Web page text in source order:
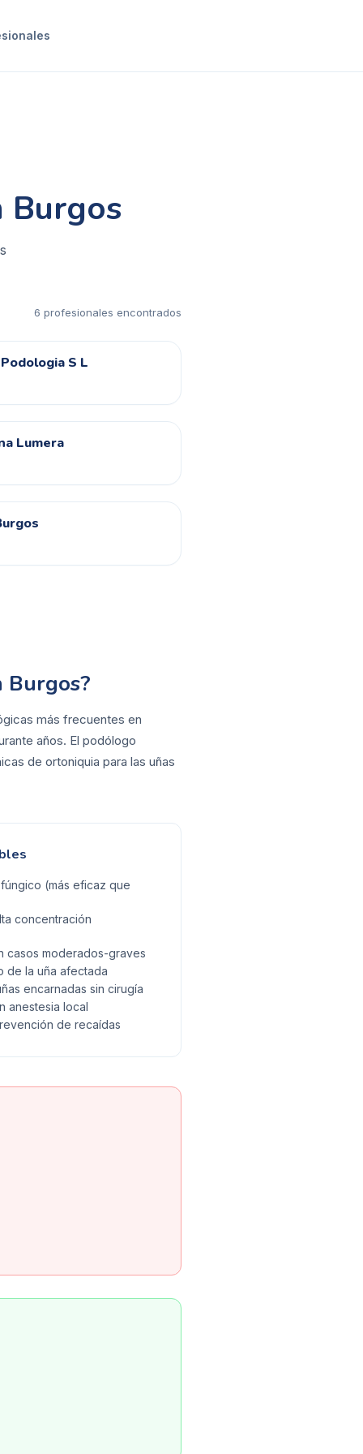
Burgos
6 profesionales encontrados
S L
Lumera
Burgos?
más frecuentes en
años. El podólogo
de ortoniquia para las uñas
(más eficaz que
concentración
casos moderados-graves
de la uña afectada
encarnadas sin cirugía
anestesia local
de recaídas